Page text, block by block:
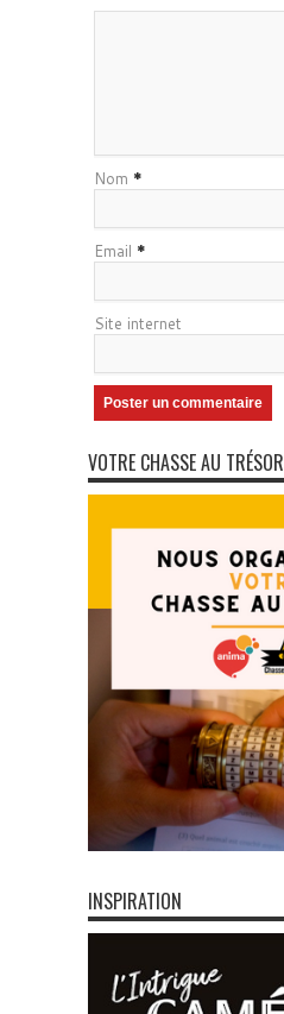
Nom *
Email *
Site internet
VOTRE CHASSE AU TRÉSOR
INSPIRATION